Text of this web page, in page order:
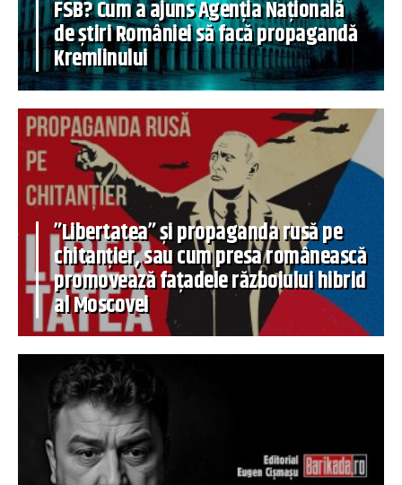
FSB? Cum a ajuns Agenția Națională
de știri României să facă propagandă
Kremlinului
”Libertatea” și propaganda rusă pe
chitanțier, sau cum presa românească
promovează fațadele războiului hibrid
al Moscovei